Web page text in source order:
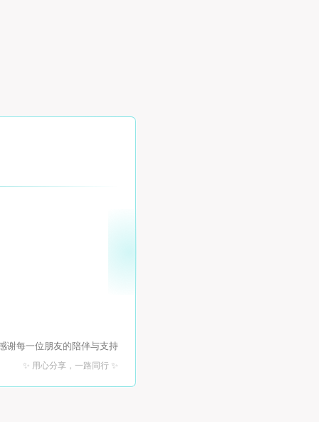
谢每一位朋友的陪伴与支持
✨ 用心分享，一路同行 ✨